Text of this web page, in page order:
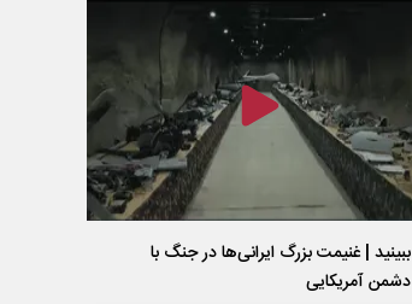
ببینید | غنیمت بزرگ ایرانی‌ها در جنگ با
دشمن آمریکایی